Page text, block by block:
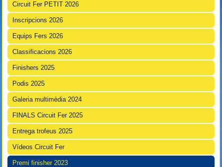
Circuit Fer PETIT 2026
Inscripcions 2026
Equips Fers 2026
Classificacions 2026
Finishers 2025
Podis 2025
Galeria multimèdia 2024
FINALS Circuit Fer 2025
Entrega trofeus 2025
Vídeos Circuit Fer
Premi finisher 2023